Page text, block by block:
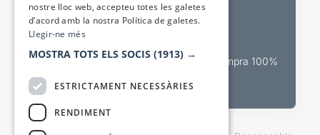
Valora espectacles
Canal oficial de venda teatral Compra 100%
nostre lloc web, accepteu totes les galetes
d’acord amb la nostra Política de galetes.
Llegir-ne més
MOSTRA TOTS ELS SOCIS (1913) →
ESTRICTAMENT NECESSÀRIES
RENDIMENT